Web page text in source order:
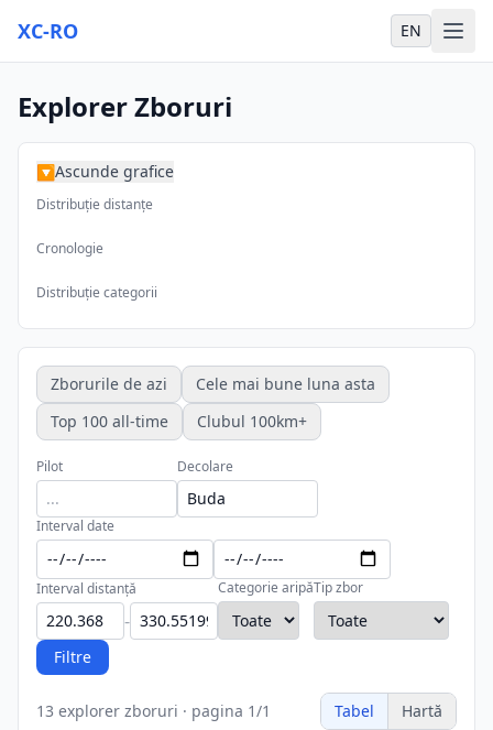
XC-RO EN
Explorer Zboruri
▶Ascunde grafice
Distribuție distanțe
Cronologie
Distribuție categorii
Zborurile de azi
Cele mai bune luna asta
Top 100 all-time
Clubul 100km+
Pilot Decolare
Interval date
Interval distanță
-
Categorie aripăTip zbor
Filtre
13 explorer zboruri · pagina 1/1 Tabel Hartă